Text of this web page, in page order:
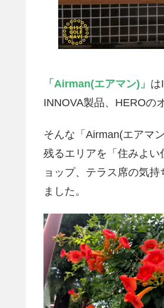
「Airman(エアマン)」 は
INNOVA製品、HEROの
そんな「Airman(エアマ
残るエリアを「住みよ
ョップ、テラス席の気
ました。